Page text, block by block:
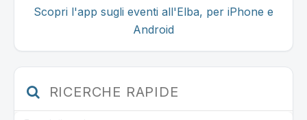
Scopri l'app sugli eventi all'Elba, per iPhone e
Android
RICERCHE RAPIDE